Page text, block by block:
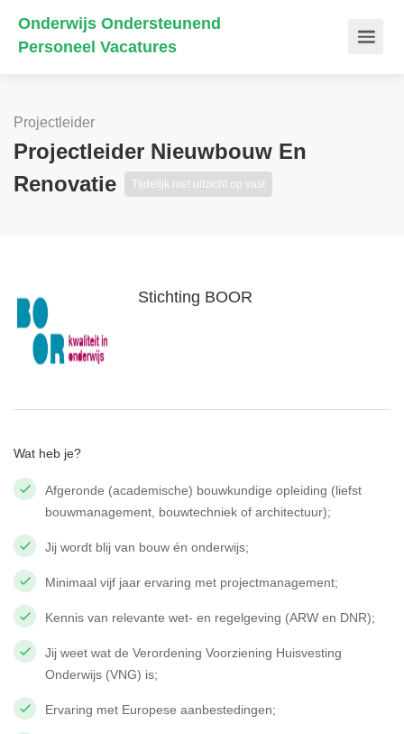
Onderwijs Ondersteunend
Personeel Vacatures
Projectleider
Projectleider Nieuwbouw En
Renovatie
Tijdelijk met uitzicht op vast
Stichting BOOR
Wat heb je?
Afgeronde (academische) bouwkundige opleiding (liefst
bouwmanagement, bouwtechniek of architectuur);
Jij wordt blij van bouw én onderwijs;
Minimaal vijf jaar ervaring met projectmanagement;
Kennis van relevante wet- en regelgeving (ARW en DNR);
Jij weet wat de Verordening Voorziening Huisvesting
Onderwijs (VNG) is;
Ervaring met Europese aanbestedingen;